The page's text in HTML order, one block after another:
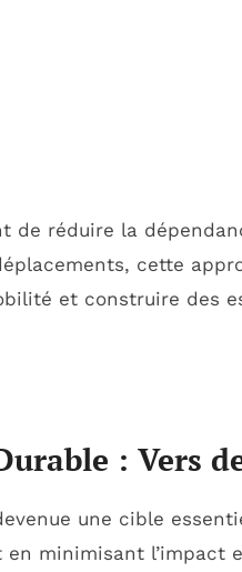
de réduire la
cette
et construire des
: Vers
une cible
en minimisant